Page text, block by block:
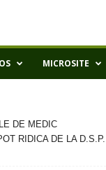
MICROSITE
DE MEDIC
RIDICA DE LA D.S.P.